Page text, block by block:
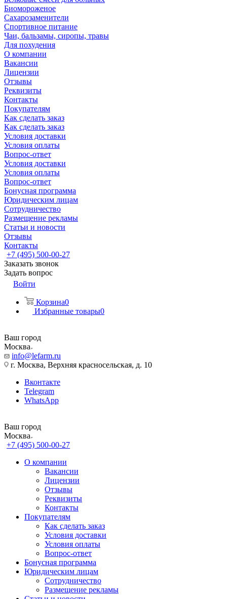
Биомороженое
Сахарозаменители
Спортивное питание
Чаи, бальзамы, сиропы, травы
Для похудения
О компании
Вакансии
Лицензии
Отзывы
Реквизиты
Контакты
Покупателям
Как сделать заказ
Как сделать заказ
Условия доставки
Условия оплаты
Вопрос-ответ
Условия доставки
Условия оплаты
Вопрос-ответ
Бонусная программа
Юридическим лицам
Сотрудничество
Размещение рекламы
Статьи и новости
Отзывы
Контакты
+7 (495) 500-00-27
Заказать звонок
Задать вопрос
Войти
Корзина0
Избранные товары0
Ваш город
Москва
info@lefarm.ru
г. Москва, Верхняя красносельская, д. 10
Вконтакте
Telegram
WhatsApp
Ваш город
Москва
+7 (495) 500-00-27
О компании
Вакансии
Лицензии
Отзывы
Реквизиты
Контакты
Покупателям
Как сделать заказ
Условия доставки
Условия оплаты
Вопрос-ответ
Бонусная программа
Юридическим лицам
Сотрудничество
Размещение рекламы